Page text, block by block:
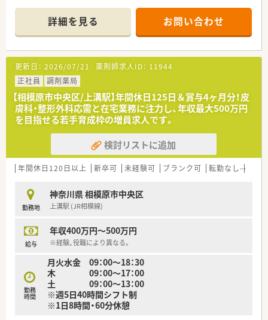
います。
＊------------------------------------------＊
【店舗情報と応需状況について】
■JR横浜線の矢部駅から徒歩5分圏内という利便性の高い立地
にて、マンションの1階部分に清潔感のある店舗を開局しており
ます。
■内科と小児科をメインに応需しており、処方箋枚数は1日平均
90枚から100枚程度ですが、常時4名体制で余裕を持たせていま
す。
■地域に密着した医療機関である半沢クリニックの門前薬局と
して、ドクターと緊密な連携を取りながら質の高い調剤を行って
【勤務実態について】
下と非常に少なく、ワークライフバランスを重視したい方に最適
です。
■残業代は1分単位で計算されて全額支給されるため、管理薬剤
です。
■エリア内にドミナント展開をしているため、急なお休みが必要
めます。
【想定される業務内容】
■内科および小児科の処方箋に基づいた調剤業務、監査、服薬指
導をメインに担当し、患者様の健康維持をサポートしていただき
詳細を見る お問い合わせ
更新日： 2026/07/21 薬剤師求人ID： 11944
正社員
調剤薬局
【相模原市中央区/上溝駅】年間休日125日＆賞与4ヶ月分！皮
膚科・整形外科応需と在宅業務に注力し、年収最大500万円
を目指せる若手育成枠の増員求人です。
検討リストに追加
年間休日120日以上 新卒可 未経験可 ブランク可 転勤なし
勤務地
神奈川県 相模原市中央区
上溝駅 (JR相模線)
給与
年収400万円～500万円
※経験、役職により異なる。
勤務
時間
月火水金 09：00～18：30
木 09：00～17：00
土 09：00～13：00
※週5日40時間シフト制
※1日8時間・60分休憩